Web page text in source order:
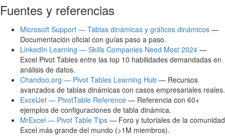
Fuentes y referencias
Microsoft Support — Tablas dinámicas y gráficos dinámicos —
Documentación oficial con guías paso a paso.
LinkedIn Learning — Skills Companies Need Most 2024 —
Excel Pivot Tables entre las top 10 habilidades demandadas en
análisis de datos.
Chandoo.org — Pivot Tables Learning Hub — Recursos
avanzados de tablas dinámicas con casos empresariales reales.
ExcelJet — PivotTable Reference — Referencia con 60+
ejemplos de configuraciones de tabla dinámica.
MrExcel — Pivot Table Tips — Foro y tutoriales de la comunidad
Excel más grande del mundo (>1M miembros).